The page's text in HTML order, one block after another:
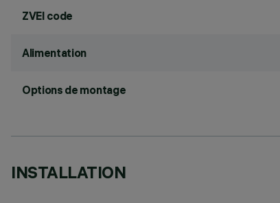
ZVEI code
Alimentation
Options de montage
INSTALLATION